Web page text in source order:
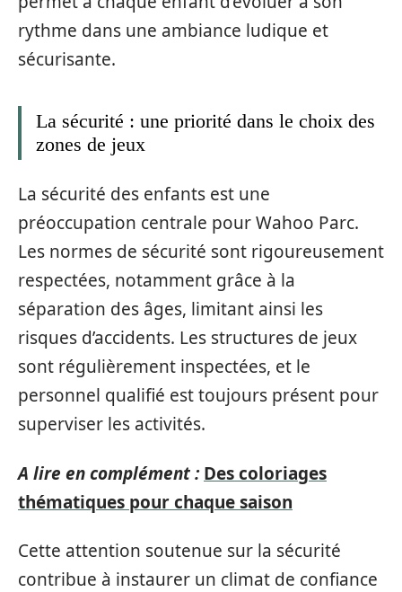
rythme dans une ambiance ludique et
sécurisante.
La sécurité : une priorité dans le choix des
zones de jeux
La sécurité des enfants est une
préoccupation centrale pour Wahoo Parc.
Les normes de sécurité sont rigoureusement
respectées, notamment grâce à la
séparation des âges, limitant ainsi les
risques d’accidents. Les structures de jeux
sont régulièrement inspectées, et le
personnel qualifié est toujours présent pour
superviser les activités.
A lire en complément : Des coloriages
thématiques pour chaque saison
Cette attention soutenue sur la sécurité
contribue à instaurer un climat de confiance